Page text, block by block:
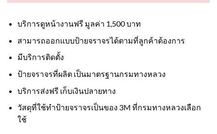
บริการดูหน้างานฟรี มูลค่า 1,500 บาท
สามารถออกแบบป้ายจราจรได้ตามที่ลูกค้าต้องการ
มีบริการติดตั้ง
ป้ายจราจรที่ผลิต เป็นมาตรฐานกรมทางหลวง
บริการส่งฟรี เก็บเงินปลายทาง
วัสดุที่ใช้ทำป้ายจราจรเป็นของ 3M ที่กรมทางหลวงเลือก
ใช้